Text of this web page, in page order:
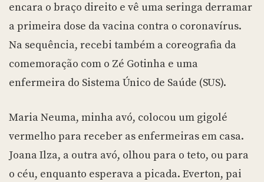
encara o braço direito e vê uma seringa derramar
a primeira dose da vacina contra o coronavírus.
Na sequência, recebi também a coreografia da
comemoração com o Zé Gotinha e uma
enfermeira do Sistema Único de Saúde (SUS).
Maria Neuma, minha avó, colocou um gigolé
vermelho para receber as enfermeiras em casa.
Joana Ilza, a outra avó, olhou para o teto, ou para
o céu, enquanto esperava a picada. Everton, pai